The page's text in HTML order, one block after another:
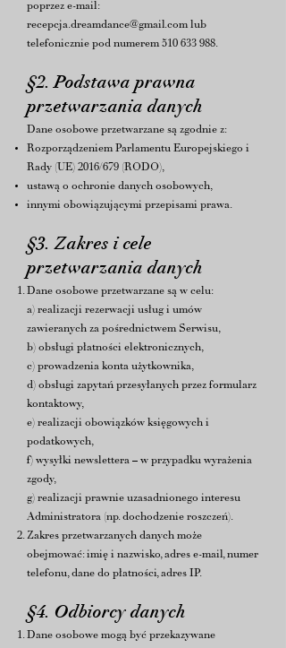
poprzez e-mail:
recepcja.dreamdance@gmail.com lub
telefonicznie pod numerem 510 633 988.
§2. Podstawa prawna
przetwarzania danych
Dane osobowe przetwarzane są zgodnie z:
Rozporządzeniem Parlamentu Europejskiego i
Rady (UE) 2016/679 (RODO),
ustawą o ochronie danych osobowych,
innymi obowiązującymi przepisami prawa.
§3. Zakres i cele
przetwarzania danych
Dane osobowe przetwarzane są w celu:
a) realizacji rezerwacji usług i umów
zawieranych za pośrednictwem Serwisu,
b) obsługi płatności elektronicznych,
c) prowadzenia konta użytkownika,
d) obsługi zapytań przesyłanych przez formularz
kontaktowy,
e) realizacji obowiązków księgowych i
podatkowych,
f) wysyłki newslettera – w przypadku wyrażenia
zgody,
g) realizacji prawnie uzasadnionego interesu
Administratora (np. dochodzenie roszczeń).
Zakres przetwarzanych danych może
obejmować: imię i nazwisko, adres e-mail, numer
telefonu, dane do płatności, adres IP.
§4. Odbiorcy danych
Dane osobowe mogą być przekazywane